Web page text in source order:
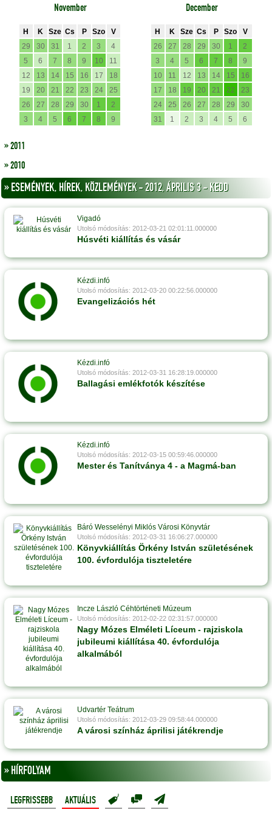
November
H K Sze Cs P Szo
V
29
30 31 1 2 3
4
5
6 7 8 9 10
11
12
13 14 15 16 17
18
19
20 21 22 23 24
25
26
27 28 29 30 1
2
3
4 5 6 7 8 9
December
H K Sze Cs P Szo
V
26
27 28 29 30 1
2
3
4 5 6 7 8
9
10
11 12 13 14 15
16
17
18 19 20 21 22
23
24
25 26 27 28 29
30
31
1 2 3 4 5 6
» 2011
» 2010
» ESEMÉNYEK, HÍREK, KÖZLEMÉNYEK - 2012, ÁPRILIS 3 - KEDD
Vigadó
Utolsó módosítás: 2012-03-21 02:01:11.000000
Húsvéti kiállítás és vásár
Kézdi.infó
Utolsó módosítás: 2012-03-20 00:22:56.000000
Evangelizációs hét
Kézdi.infó
Utolsó módosítás: 2012-03-31 16:28:19.000000
Ballagási emlékfotók készítése
Kézdi.infó
Utolsó módosítás: 2012-03-15 00:59:46.000000
Mester és Tanítványa 4 - a Magmá-ban
Báró Wesselényi Miklós Városi Könyvtár
Utolsó módosítás: 2012-03-31 16:06:27.000000
Könyvkiállítás Örkény István születésének
100. évfordulója tiszteletére
Incze László Céhtörténeti Múzeum
Utolsó módosítás: 2012-02-22 02:31:57.000000
Nagy Mózes Elméleti Líceum - rajziskola
jubileumi kiállítása 40. évfordulója
alkalmából
Udvartér Teátrum
Utolsó módosítás: 2012-03-29 09:58:44.000000
A városi színház áprilisi játékrendje
» HÍRFOLYAM
LEGFRISSEBB AKTUÁLIS